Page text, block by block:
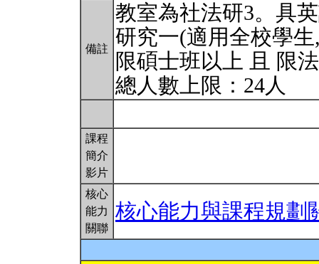
備註
教室為社法研3。具
研究一(適用全校學
限碩士班以上 且 限
總人數上限：24人
課程
簡介
影片
核心
能力
關聯
核心能力與課程規劃